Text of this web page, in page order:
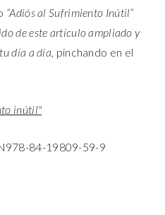
“Adiós al Sufrimiento Inútil”
de este artículo ampliado y
día a día, pinchando en el
inútil"
84-19809-59-9